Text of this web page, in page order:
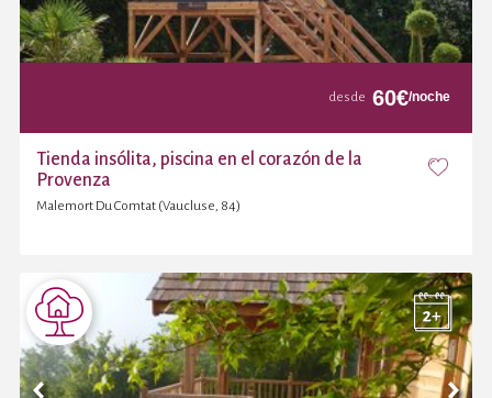
desde 60€/noche
Tienda insólita, piscina en el corazón de la
Provenza
Malemort Du Comtat (Vaucluse, 84)